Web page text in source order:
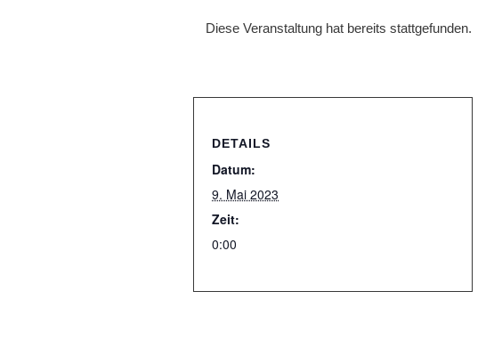
Diese Veranstaltung hat bereits stattgefunden.
DETAILS
Datum:
9. Mai 2023
Zeit:
0:00